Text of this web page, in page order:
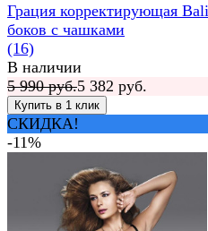
Грация корректирующая
боков с чашками
(16)
В наличии
5 990 руб.5 382 руб.
СКИДКА!
-11%